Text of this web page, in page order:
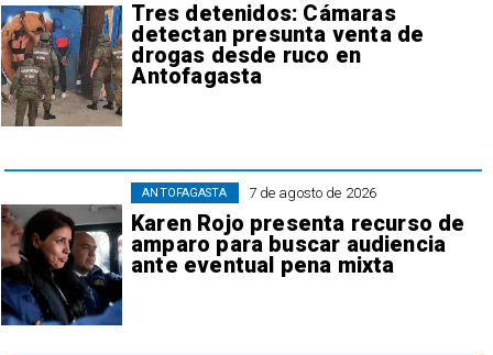
Tres detenidos: Cámaras
detectan presunta venta de
drogas desde ruco en
Antofagasta
7 de agosto de 2026
Karen Rojo presenta recurso de
amparo para buscar audiencia
ante eventual pena mixta
ANTOFAGASTA